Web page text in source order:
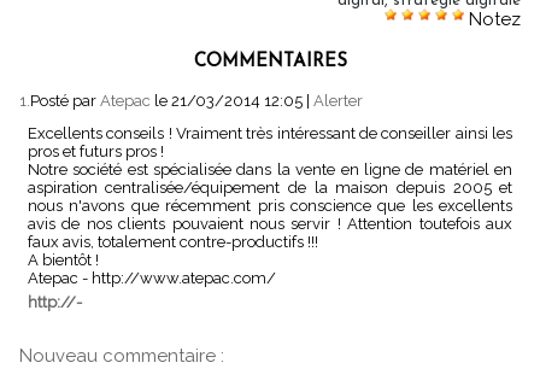
Notez
COMMENTAIRES
1. Posté par Atepac le 21/03/2014 12:05 Alerter
Excellents conseils ! Vraiment très intéressant de conseiller ainsi les
pros et futurs pros !
Notre société est spécialisée dans la vente en ligne de matériel en
aspiration centralisée/équipement de la maison depuis 2005 et
nous n'avons que récemment pris conscience que les excellents
avis de nos clients pouvaient nous servir ! Attention toutefois aux
faux avis, totalement contre-productifs !!!
A bientôt !
Atepac - http://www.atepac.com/
http://-
Nouveau commentaire :